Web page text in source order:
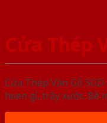
Cửa Thép
Cửa Thép Vân Gỗ
hoen gỉ, trầy xước. Bề